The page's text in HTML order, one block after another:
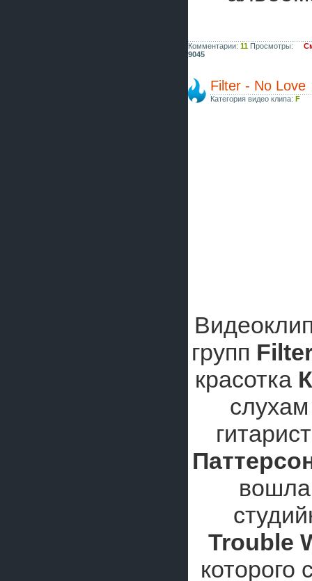
Комментарии: 11 Просмотры:
9045
Filter - No Love
Категория видео клипа: F
групп
красотка
вошла
Trouble
которого